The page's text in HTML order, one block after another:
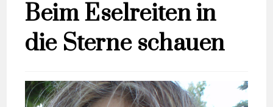
Beim Eselreiten in
die Sterne schauen